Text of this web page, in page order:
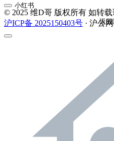
小红书
© 2025 维D哥 版权所有 如转
沪ICP备 2025150403号 · 沪公返回